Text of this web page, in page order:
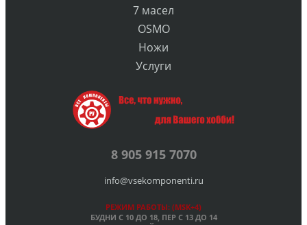
7 масел
OSMO
Ножи
Услуги
8 905 915 7070
info@vsekomponenti.ru
РЕЖИМ РАБОТЫ: (MSK+4)
БУДНИ С 10 ДО 18, ПЕРС 13 ДО 14